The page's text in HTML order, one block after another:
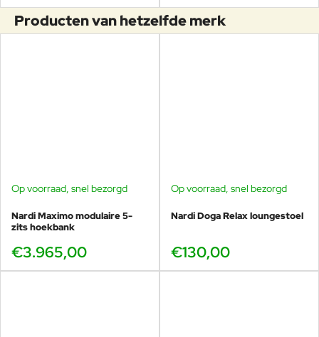
Producten van hetzelfde merk
Op voorraad, snel bezorgd
Nardi Maximo modulaire 5-
zits hoekbank
€3.965,00
Op voorraad, snel bezorgd
Nardi Doga Relax loungestoel
€130,00